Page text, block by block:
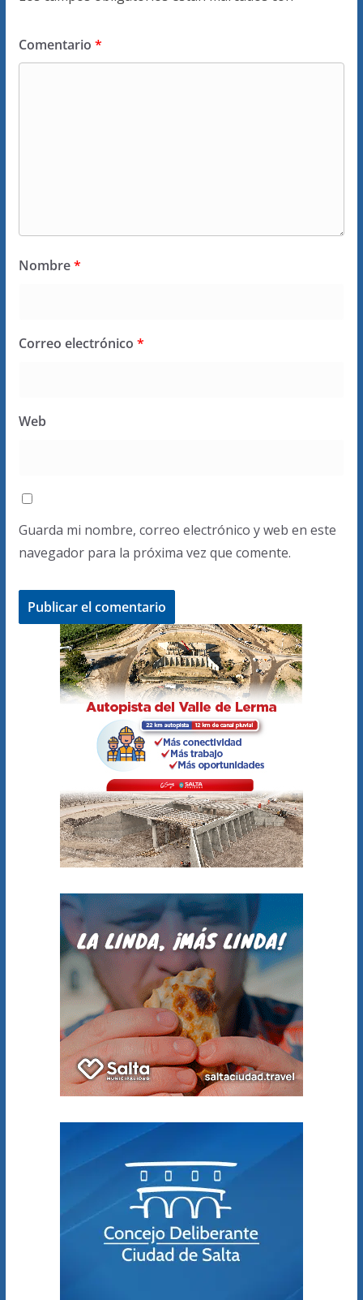
Comentario *
Nombre*
Correo electrónico *
Web
Guarda mi nombre, correo electrónico y web en este
navegador para la próxima vez que comente.